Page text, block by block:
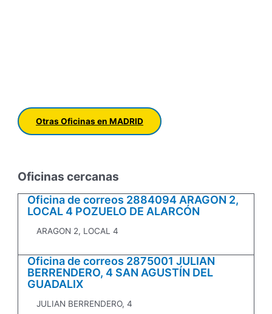
Otras Oficinas en MADRID
Oficinas cercanas
Oficina de correos 2884094 ARAGON 2,
LOCAL 4 POZUELO DE ALARCÓN
ARAGON 2, LOCAL 4
Oficina de correos 2875001 JULIAN
BERRENDERO, 4 SAN AGUSTÍN DEL
GUADALIX
JULIAN BERRENDERO, 4